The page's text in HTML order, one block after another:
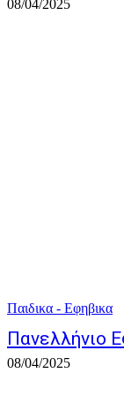
08/04/2025
Παιδικα - Εφηβικα
Πανελλήνιο
08/04/2025